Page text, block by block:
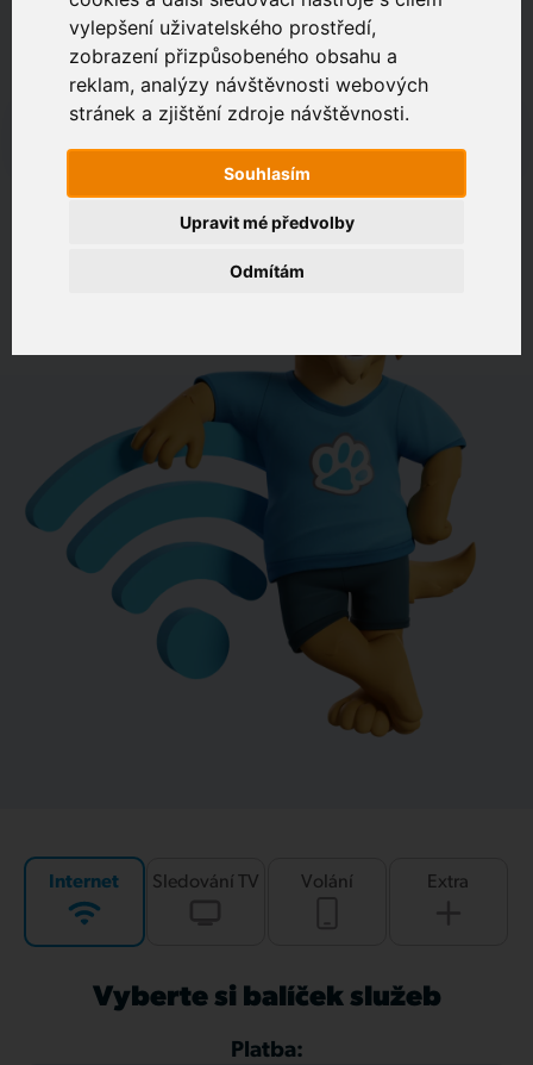
vylepšení uživatelského prostředí,
zobrazení přizpůsobeného obsahu a
reklam, analýzy návštěvnosti webových
stránek a zjištění zdroje návštěvnosti.
Souhlasím
Odmítám
Upravit mé předvolby
Zákaznický portál
Jak rychlé je připojení na vaší adrese?
Internet Sledování TV Volání Extra
Vyberte si balíček služeb
Platba: